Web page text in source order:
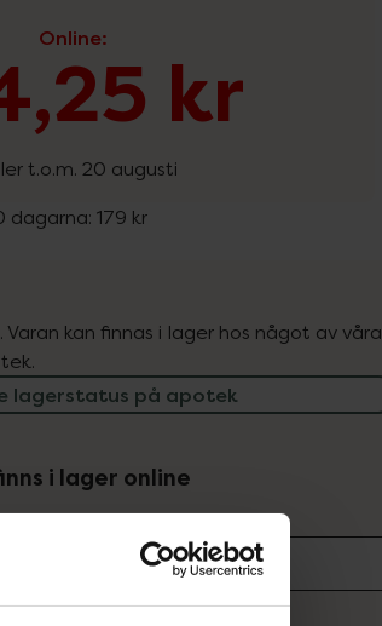
Online:
kr
t.o.m. 20 augusti
dagarna: 179 kr
kan finnas i lager hos något av våra
lagerstatus på apotek
i lager online